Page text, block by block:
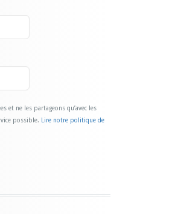
et ne les partageons qu’avec les
possible.
Lire notre politique de